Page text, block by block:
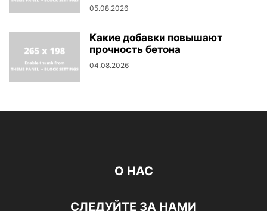
05.08.2026
Какие добавки повышают
прочность бетона
04.08.2026
О НАС
СЛЕДУЙТЕ ЗА НАМИ